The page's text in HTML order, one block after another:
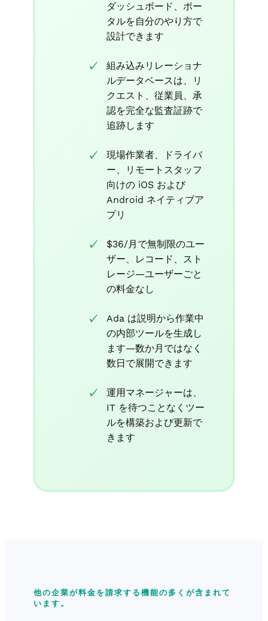
ダッシュボード、ポー
タルを自分のやり方で
設計できます
組み込みリレーショナ
ルデータベースは、リ
クエスト、従業員、承
認を完全な監査証跡で
追跡します
現場作業者、ドライバ
ー、リモートスタッフ
向けの iOS および
Android ネイティブア
プリ
$36/月で無制限のユー
ザー、レコード、スト
レージ—ユーザーごと
の料金なし
Ada は説明から作業中
の内部ツールを生成し
ます—数か月ではなく
数日で展開できます
運用マネージャーは、
IT を待つことなくツー
ルを構築および更新で
きます
他の企業が料金を請求する機能の多くが含まれて
います。